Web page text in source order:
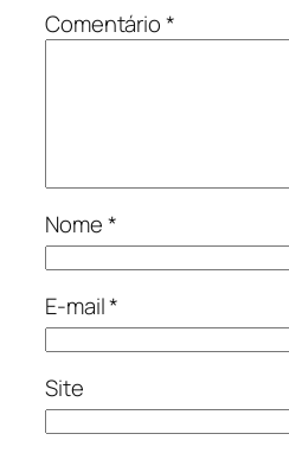
Comentário*
Nome*
E-mail*
Site